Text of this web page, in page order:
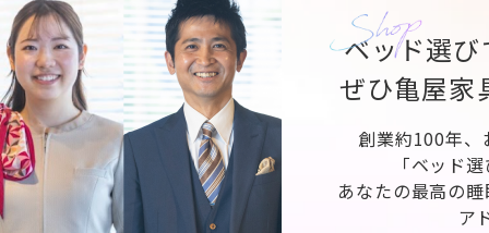
ベッド選
ぜひ亀屋家
創業約100年、
「ベッド
あなたの最高の
ア